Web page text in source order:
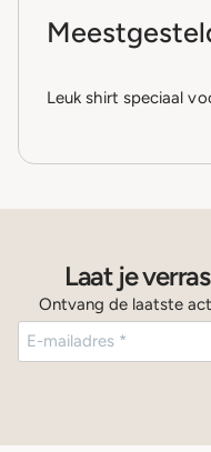
Leuk shirt speciaal
Laat je
Ontvang de laatste